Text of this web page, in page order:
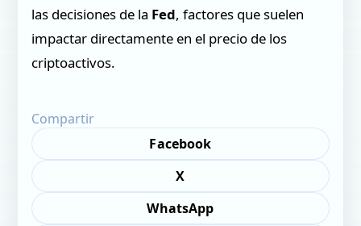
las decisiones de la Fed, factores que suelen
impactar directamente en el precio de los
criptoactivos.
Compartir
Facebook
X
WhatsApp